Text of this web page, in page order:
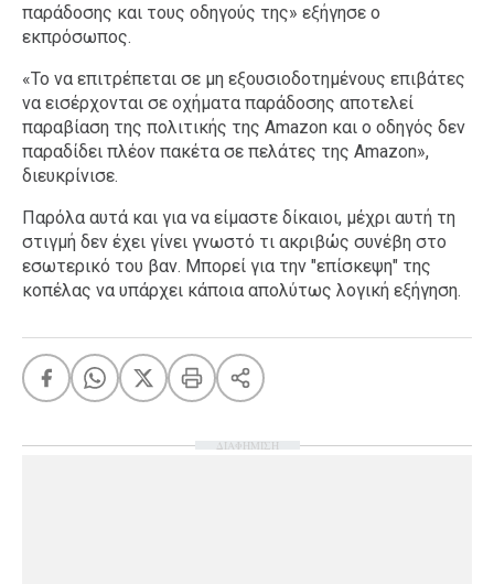
παράδοσης και τους οδηγούς της» εξήγησε ο
εκπρόσωπος.
«Το να επιτρέπεται σε μη εξουσιοδοτημένους επιβάτες
να εισέρχονται σε οχήματα παράδοσης αποτελεί
παραβίαση της πολιτικής της Amazon και ο οδηγός δεν
παραδίδει πλέον πακέτα σε πελάτες της Amazon»,
διευκρίνισε.
Παρόλα αυτά και για να είμαστε δίκαιοι, μέχρι αυτή τη
στιγμή δεν έχει γίνει γνωστό τι ακριβώς συνέβη στο
εσωτερικό του βαν. Μπορεί για την "επίσκεψη" της
κοπέλας να υπάρχει κάποια απολύτως λογική εξήγηση.
ΔΙΑΦΗΜΙΣΗ